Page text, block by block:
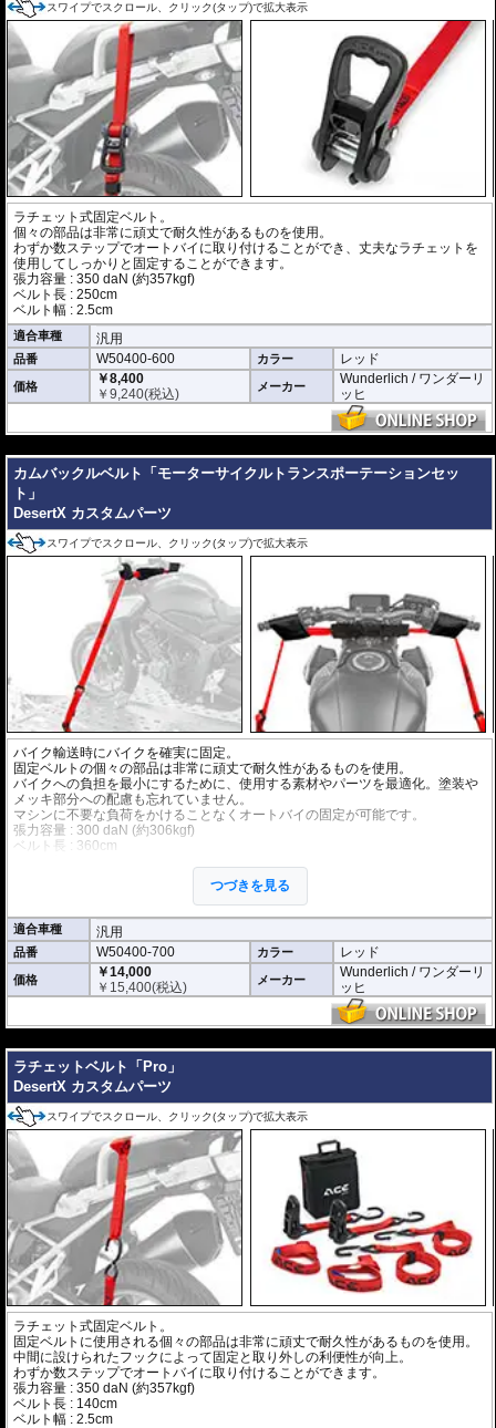
スワイプでスクロール、クリック(タップ)で拡大表示
ラチェット式固定ベルト。
個々の部品は非常に頑丈で耐久性があるものを使用。
わずか数ステップでオートバイに取り付けることができ、丈夫なラチェットを
使用してしっかりと固定することができます。
張力容量 : 350 daN (約357kgf)
ベルト長 : 250cm
ベルト幅 : 2.5cm
適合車種 汎用
品番 W50400-600 カラー レッド
価格
￥8,400
￥9,240(税込) メーカー
Wunderlich / ワンダーリ
ッヒ
カムバックルベルト「モーターサイクルトランスポーテーションセッ
ト」
DesertX カスタムパーツ
スワイプでスクロール、クリック(タップ)で拡大表示
バイク輸送時にバイクを確実に固定。
固定ベルトの個々の部品は非常に頑丈で耐久性があるものを使用。
バイクへの負担を最小にするために、使用する素材やパーツを最適化。塗装や
メッキ部分への配慮も忘れていません。
マシンに不要な負荷をかけることなくオートバイの固定が可能です。
張力容量 : 300 daN (約306kgf)
ベルト長 : 360cm
つづきを見る
適合車種 汎用
品番 W50400-700 カラー レッド
価格
￥14,000
￥ 15,400(税込) メーカー
Wunderlich / ワンダーリ
ッヒ
ラチェットベルト「Pro」
DesertX カスタムパーツ
スワイプでスクロール、クリック(タップ)で拡大表示
ラチェット式固定ベルト。
固定ベルトに使用される個々の部品は非常に頑丈で耐久性があるものを使用。
中間に設けられたフックによって固定と取り外しの利便性が向上。
わずか数ステップでオートバイに取り付けることができます。
張力容量 : 350 daN (約357kgf)
ベルト長 : 140cm
ベルト幅 : 2.5cm